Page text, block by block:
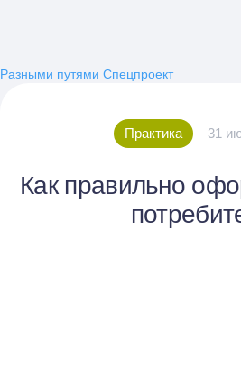
Разными путями Спецпроект
Практика 31
Как правильно